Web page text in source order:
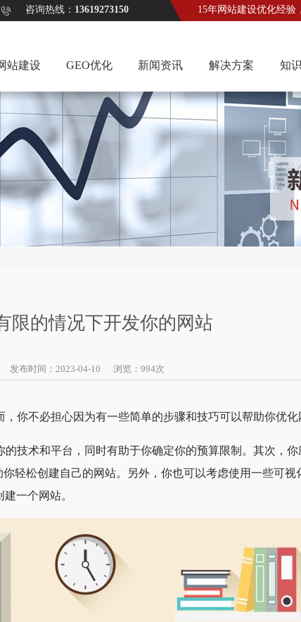
咨询热线： 13619273150 15年网站建设优化经验
站建设 GEO优化 新闻资讯 解决方案 知
限的情况下开发你的网站
发布时间：2023-04-10 浏览： 994次
你不必担心因为有一些简单的步骤和技巧可以帮助你优化
技术和平台，同时有助于你确定你的预算限制。其次，
你轻松创建自己的网站。另外，你也可以考虑使用一些可
一个网站。